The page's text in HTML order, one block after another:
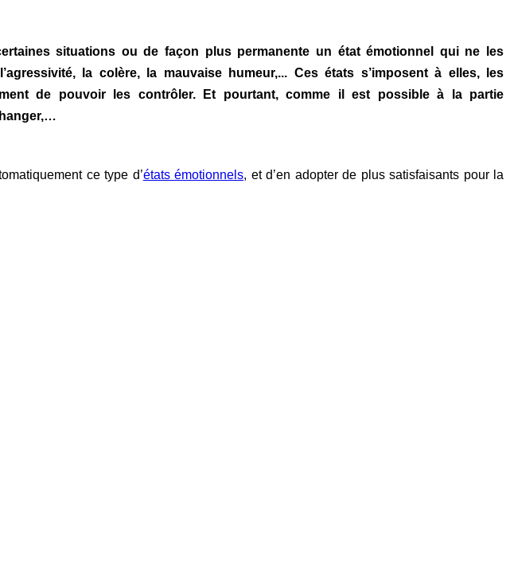
situations ou de façon plus permanente un état émotionnel qui ne les
la colère, la mauvaise humeur,... Ces états s’imposent à elles, les
de pouvoir les contrôler. Et pourtant, comme il est possible à la partie
ce type d’états émotionnels, et d’en adopter de plus satisfaisants pour la